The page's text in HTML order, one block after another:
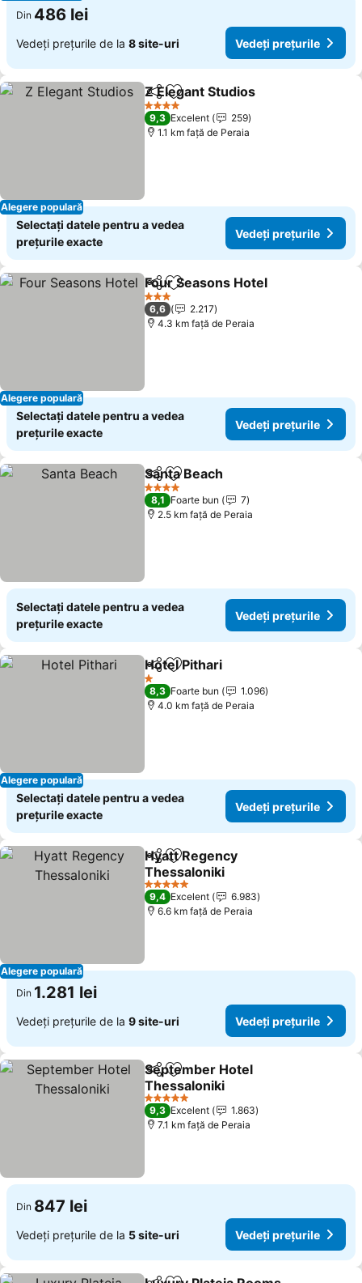
Din 486 lei
Vedeți prețurile de la 8 site-uri Vedeți prețurile
Alegere populară
DistribuițiAdăugaţi la favorite
Z Elegant Studios
4 Stele
9,3 Excelent
259
1.1 km faţă de Peraia
Selectați datele pentru a vedea
prețurile exacte
Vedeți prețurile
Alegere populară
DistribuițiAdăugaţi la favorite
Four Seasons Hotel
3 Stele
6,6
2.217
4.3 km faţă de Peraia
Selectați datele pentru a vedea
prețurile exacte
Vedeți prețurile
DistribuițiAdăugaţi la favorite
Santa Beach
4 Stele
8,1 Foarte bun
7
2.5 km faţă de Peraia
Selectați datele pentru a vedea
prețurile exacte
Vedeți prețurile
Alegere populară
DistribuițiAdăugaţi la favorite
Hotel Pithari
1 Stele
8,3 Foarte bun
1.096
4.0 km faţă de Peraia
Selectați datele pentru a vedea
prețurile exacte
Vedeți prețurile
Alegere populară
DistribuițiAdăugaţi la favorite
Hyatt Regency
Thessaloniki
5 Stele
9,4 Excelent
6.983
6.6 km faţă de Peraia
Din 1.281 lei
Vedeți prețurile de la 9 site-uri Vedeți prețurile
DistribuițiAdăugaţi la favorite
September Hotel
Thessaloniki
5 Stele
9,3 Excelent
1.863
7.1 km faţă de Peraia
Din 847 lei
Vedeți prețurile de la 5 site-uri Vedeți prețurile